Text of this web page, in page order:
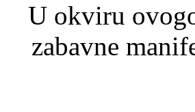
U okviru
zabavne